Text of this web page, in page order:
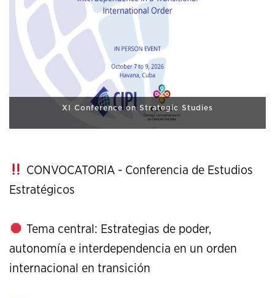
XI Conference on Strategic Studies
CONVOCATORIA - Conferencia de Estudios
Estratégicos
Tema central: Estrategias de poder,
autonomía e interdependencia en un orden
internacional en transición